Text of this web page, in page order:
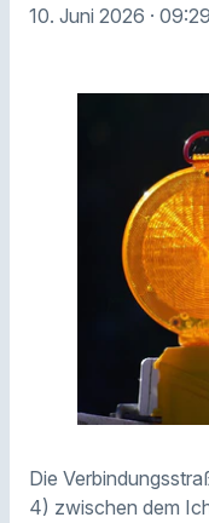
10. Juni 2026 ·
Die
4) zwischen dem